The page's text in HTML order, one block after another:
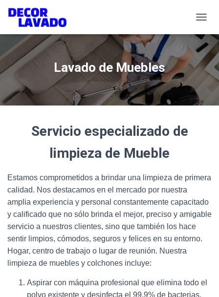
A
M
B
I
A
G
C
I
Lavado de Muebles
Servicio especializado de
limpieza de Mueble
Estamos comprometidos a brindar una limpieza de primera
calidad. Nos destacamos en el mercado por nuestra
amplia experiencia y personal constantemente capacitado
y calificado que no sólo brinda el mejor, preciso y amigable
servicio a nuestros clientes, sino que también los hace
sentir limpios, cómodos, seguros y felices en su entorno.
Hogar, centro de trabajo o lugar de reunión. Nuestra
limpieza de muebles y colchones incluye:
Aspirar con máquina profesional que elimina todo el
polvo existente y desinfecta el 99,9% de bacterias,